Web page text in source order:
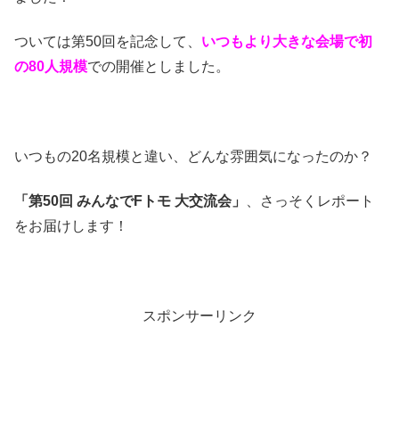
ついては第50回を記念して、 いつもより大きな会場で初
の80人規模での開催としました。
いつもの20名規模と違い、どんな雰囲気になったのか？
「第50回 みんなでFトモ 大交流会」
、さっそくレポート
をお届けします！
スポンサーリンク